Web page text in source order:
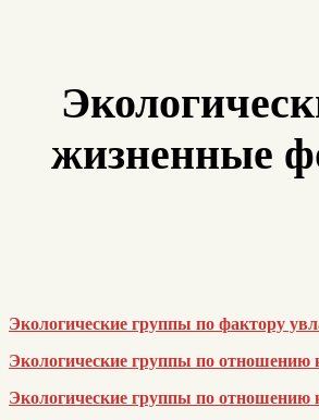
жизненные
Экологические группы по фактору
Экологические группы по отношению
Экологические группы по отношению